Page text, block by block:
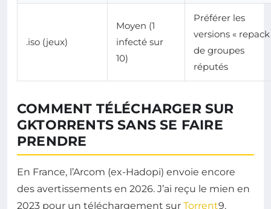
.iso (jeux)
Moyen (1
infecté sur
10)
Préférer les
versions « repack
de groupes
réputés
COMMENT TÉLÉCHARGER SUR
GKTORRENTS SANS SE FAIRE
PRENDRE
En France, l’Arcom (ex-Hadopi) envoie encore
des avertissements en 2026. J’ai reçu le mien en
2023 pour un téléchargement sur Torrent9.